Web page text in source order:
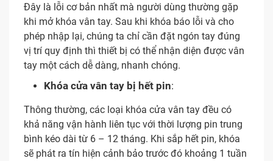
Đây là lỗi cơ bản nhất mà người dùng thường gặp
khi mở khóa vân tay. Sau khi khóa báo lỗi và cho
phép nhập lại, chúng ta chỉ cần đặt ngón tay đúng
vị trí quy định thì thiết bị có thể nhận diện được vân
tay một cách dễ dàng, nhanh chóng.
Khóa cửa vân tay bị hết pin:
Thông thường, các loại khóa cửa vân tay đều có
khả năng vận hành liên tục với thời lượng pin trung
bình kéo dài từ 6 – 12 tháng. Khi sắp hết pin, khóa
sẽ phát ra tín hiện cảnh bảo trước đó khoảng 1 tuần